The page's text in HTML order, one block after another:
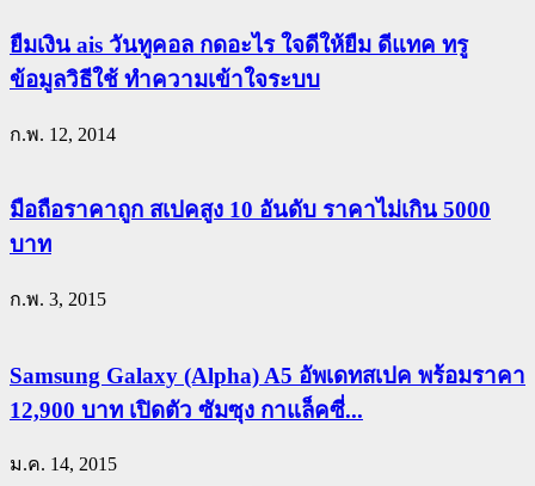
ยืมเงิน ais วันทูคอล กดอะไร ใจดีให้ยืม ดีแทค ทรู
ข้อมูลวิธีใช้ ทำความเข้าใจระบบ
ก.พ. 12, 2014
มือถือราคาถูก สเปคสูง 10 อันดับ ราคาไม่เกิน 5000
บาท
ก.พ. 3, 2015
Samsung Galaxy (Alpha) A5 อัพเดทสเปค พร้อมราคา
12,900 บาท เปิดตัว ซัมซุง กาแล็คซี่...
ม.ค. 14, 2015